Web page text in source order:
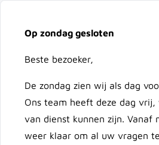
Op zondag gesloten
Beste bezoeker,
De zondag zien wij als dag
Ons team heeft deze dag
van dienst kunnen zijn. Vanaf
weer klaar om al uw vragen
Ga naar de inhoud
Doorzoek de hele winkel